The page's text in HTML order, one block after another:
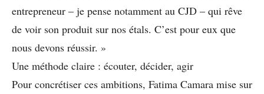
entrepreneur – je pense notamment au CJD – qui rêve
de voir son produit sur nos étals. C’est pour eux que
nous devons réussir. »
Une méthode claire : écouter, décider, agir
Pour concrétiser ces ambitions, Fatima Camara mise sur